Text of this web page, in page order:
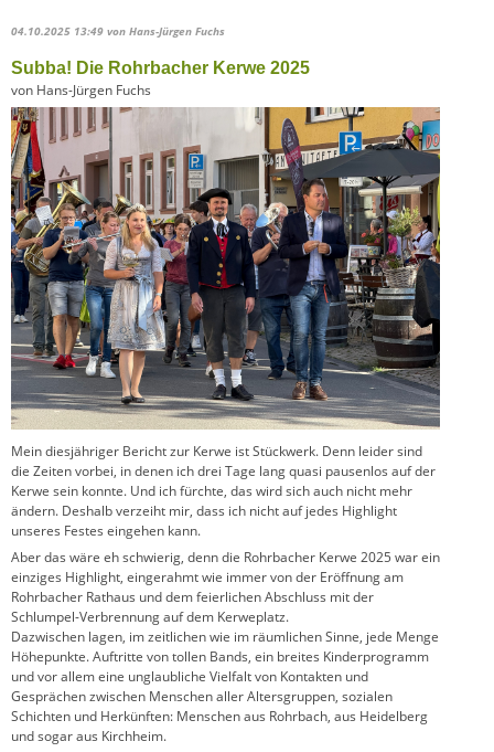
04.10.2025 13:49 von Hans-Jürgen Fuchs
Subba! Die Rohrbacher Kerwe 2025
von Hans-Jürgen Fuchs
Mein diesjähriger Bericht zur Kerwe ist Stückwerk. Denn leider sind
die Zeiten vorbei, in denen ich drei Tage lang quasi pausenlos auf der
Kerwe sein konnte. Und ich fürchte, das wird sich auch nicht mehr
ändern. Deshalb verzeiht mir, dass ich nicht auf jedes Highlight
unseres Festes eingehen kann.
Aber das wäre eh schwierig, denn die Rohrbacher Kerwe 2025 war ein
einziges Highlight, eingerahmt wie immer von der Eröffnung am
Rohrbacher Rathaus und dem feierlichen Abschluss mit der
Schlumpel-Verbrennung auf dem Kerweplatz.
Dazwischen lagen, im zeitlichen wie im räumlichen Sinne, jede Menge
Höhepunkte. Auftritte von tollen Bands, ein breites Kinderprogramm
und vor allem eine unglaubliche Vielfalt von Kontakten und
Gesprächen zwischen Menschen aller Altersgruppen, sozialen
Schichten und Herkünften: Menschen aus Rohrbach, aus Heidelberg
und sogar aus Kirchheim.